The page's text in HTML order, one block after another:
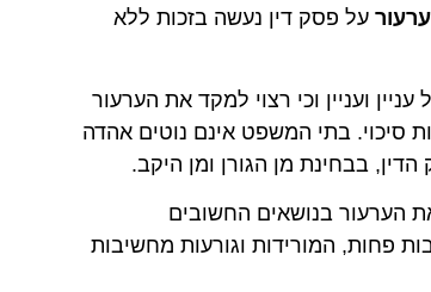
על פסק דין נעשה בזכות ללא
ועניין וכי רצוי למקד את הערעור
סיכוי. בתי המשפט אינם נוטים אהדה
בבחינת מן הגורן ומן היקב.
הערעור בנושאים החשובים
פחות, המורידות וגורעות מחשיבות